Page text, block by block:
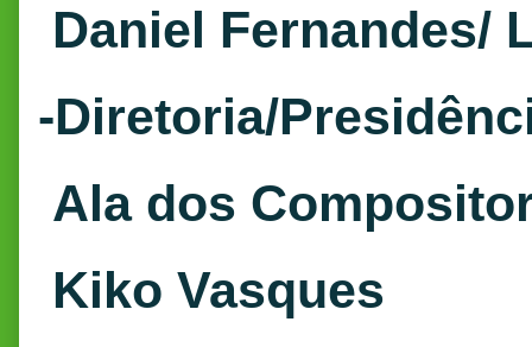
Daniel Fernandes/
-Diretoria/
Ala dos
Kiko Vasques